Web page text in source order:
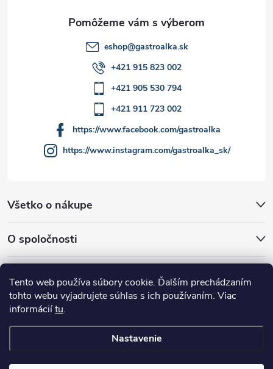
Tento web používa súbory cookie. Ďalším prechádzaním
tohto webu vyjadrujete súhlas s ich používaním. Viac
informáciítu.
Nastavenie
Všetko o nákupe
O spoločnosti
eshop@gastroalka.sk
+421 915 823 002
+421 905 530 794
+421 911 723 002
https://www.facebook.com/gastroalka
https://www.instagram.com/gastroalka_sk/
Copyright 2026GASTROALKA Slovakia. Všetky práva vyhradené.